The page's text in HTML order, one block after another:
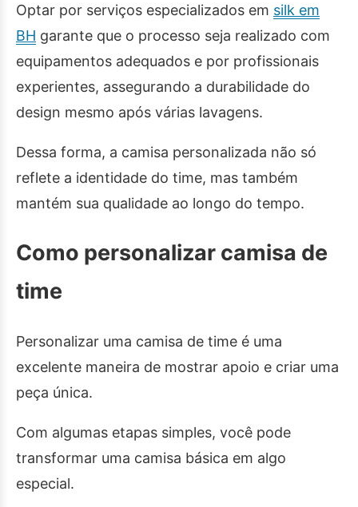
Optar por serviços especializados em silk em
BH garante que o processo seja realizado com
equipamentos adequados e por profissionais
experientes, assegurando a durabilidade do
design mesmo após várias lavagens.
Dessa forma, a camisa personalizada não só
reflete a identidade do time, mas também
mantém sua qualidade ao longo do tempo.
Como personalizar camisa de
time
Personalizar uma camisa de time é uma
excelente maneira de mostrar apoio e criar uma
peça única.
Com algumas etapas simples, você pode
transformar uma camisa básica em algo
especial.